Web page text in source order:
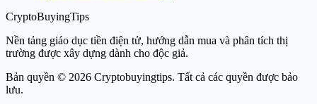
CryptoBuyingTips
Nền tảng giáo dục tiền điện tử, hướng dẫn mua và phân tích thị
trường được xây dựng dành cho độc giả.
Bản quyền © 2026 Cryptobuyingtips. Tất cả các quyền được bảo
lưu.